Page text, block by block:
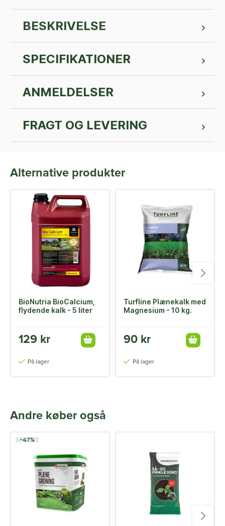
BESKRIVELSE
SPECIFIKATIONER
ANMELDELSER
FRAGT OG LEVERING
Alternative produkter
BioNutria BioCalcium,
flydende kalk - 5 liter
129 kr
På lager
Turfline Plænekalk med
Magnesium - 10 kg.
90 kr
På lager
Andre køber også
-47%